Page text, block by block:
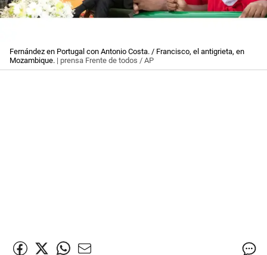
Fernández en Portugal con Antonio Costa. / Francisco, el antigrieta, en
Mozambique. | prensa Frente de todos / AP